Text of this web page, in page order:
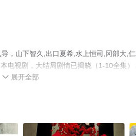
，山下智久,出口夏希,水上恒司,冈部大,
电视剧，大结局剧情已揭晓（1-10全集
视剧、电视猫或剧情网等平台了解。
 展开全部